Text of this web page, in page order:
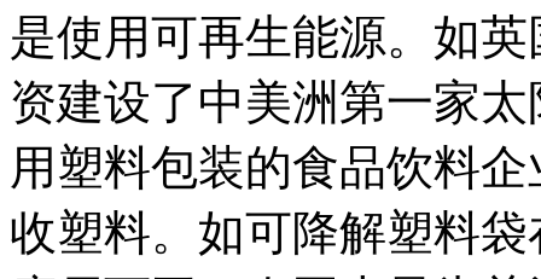
是使用可再生能源。如
资建设了中美洲第一家
用塑料包装的食品饮料
收塑料。如可降解塑料